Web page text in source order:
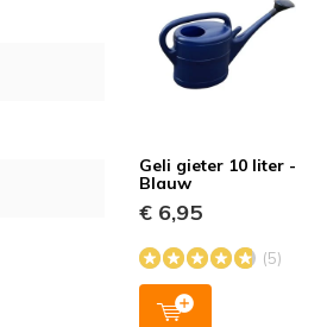
Geli gieter 10 liter -
Blauw
€ 6,95
(5)